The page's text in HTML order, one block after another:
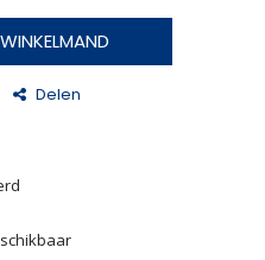
Delen